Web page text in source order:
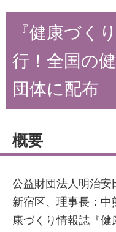
『健康づく
行！全国の
団体に配布
概要
公益財団法人明治
新宿区、理事長：
康づくり情報誌『健